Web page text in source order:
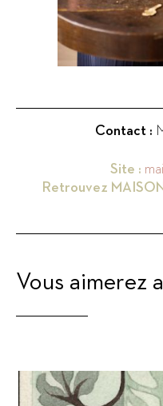
Contact :
Site :
Retrouvez
Vous aimerez